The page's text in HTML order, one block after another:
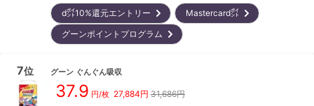
d㌽10%還元エントリー
Mastercard㌽
グーンポイントプログラム
7位 グーン ぐんぐん吸収
37.9 円/枚 27,884円 31,686円